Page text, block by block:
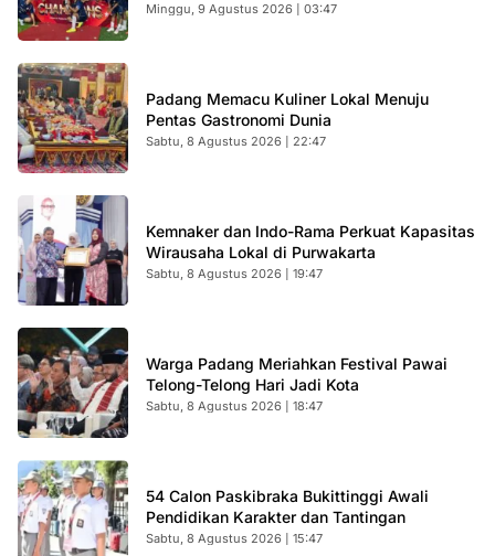
Minggu, 9 Agustus 2026 | 03:47
Padang Memacu Kuliner Lokal Menuju
Pentas Gastronomi Dunia
Sabtu, 8 Agustus 2026 | 22:47
Kemnaker dan Indo-Rama Perkuat Kapasitas
Wirausaha Lokal di Purwakarta
Sabtu, 8 Agustus 2026 | 19:47
Warga Padang Meriahkan Festival Pawai
Telong-Telong Hari Jadi Kota
Sabtu, 8 Agustus 2026 | 18:47
54 Calon Paskibraka Bukittinggi Awali
Pendidikan Karakter dan Tantingan
Sabtu, 8 Agustus 2026 | 15:47